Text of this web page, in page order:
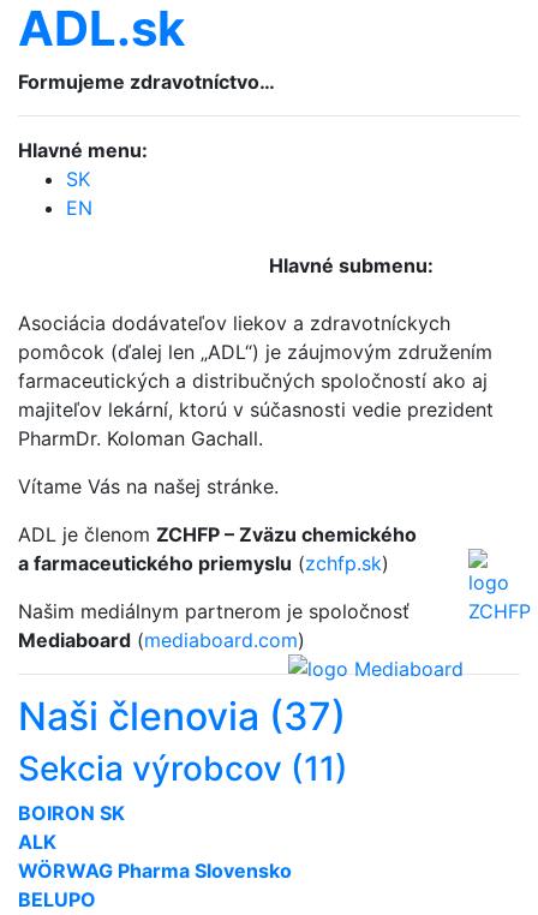
ADL.sk
Formujeme zdravotníctvo…
Hlavné menu:
SK
EN
Hlavné submenu:
Asociácia dodávateľov liekov a zdravotníckych
pomôcok (ďalej len „ADL“) je záujmovým združením
farmaceutických a distribučných spoločností ako aj
majiteľov lekární, ktorú v súčasnosti vedie prezident
PharmDr. Koloman Gachall.
Vítame Vás na našej stránke.
ADL je členom ZCHFP – Zväzu chemického
a farmaceutického priemyslu (zchfp.sk)
Našim mediálnym partnerom je spoločnosť
Mediaboard (mediaboard.com)
Naši členovia (37)
Sekcia výrobcov (11)
BOIRON SK
ALK
WÖRWAG Pharma Slovensko
BELUPO